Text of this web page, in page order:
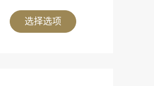
选择选项